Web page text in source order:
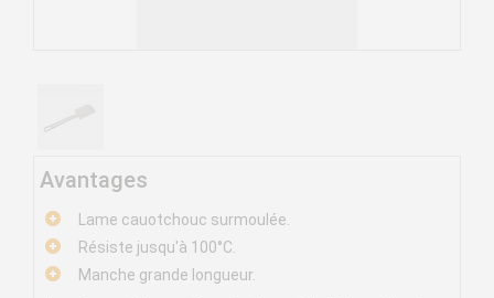
Avantages
Lame cauotchouc surmoulée.
Résiste jusqu'à 100°C.
Manche grande longueur.